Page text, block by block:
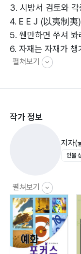
3. 시방서 검토와 각
4. E E J (以夷制夷)
5. 웬만하면 쑤셔
6. 자재는 자재가 챙
3. 바이브레이터 잘
5. 화장 빨, 조명 빨
8. 싫지만 떼어 놓을
9. 콘크리트 강도가
3장 돈 되는 게 이거
1. 인천 앞바다가 사
펼쳐보기
작가 정보
저자(
인물
펼쳐보기